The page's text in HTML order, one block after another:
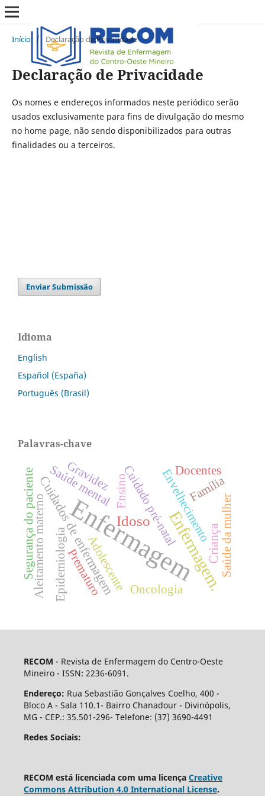
Início / Declaração de Privacidade
Declaração de Privacidade
Os nomes e endereços informados neste periódico serão
usados exclusivamente para fins de divulgação do mesmo
no home page, não sendo disponibilizados para outras
finalidades ou a terceiros.
Enviar Submissão
Idioma
English
Español (España)
Português (Brasil)
Palavras-chave
Enfermagem
Enfermagem.
Idoso
Cuidados de enfermagem Criança
Cuidado pré-natalEnvelhecimentoSaúde da mulher
Adolescente
Família
Aleitamento materno
Ensino
Epidemiologia
Segurança do paciente Saúde mental
Oncologia
Docentes
Prematuro
Gravidez
RECOM - Revista de Enfermagem do Centro-Oeste
Mineiro - ISSN: 2236-6091.
Endereço: Rua Sebastião Gonçalves Coelho, 400 -
Bloco A - Sala 110.1- Bairro Chanadour - Divinópolis,
MG - CEP.: 35.501-296- Telefone: (37) 3690-4491
Redes Sociais:
RECOM está licenciada com uma licença Creative
Commons Attribution 4.0 International License.